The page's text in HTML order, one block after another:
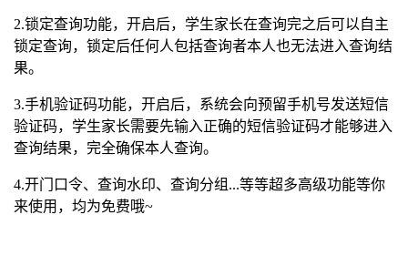
2.锁定查询功能，开启后，学生家长在查询完之后可以自主
锁定查询，锁定后任何人包括查询者本人也无法进入查询结
果。
3.手机验证码功能，开启后，系统会向预留手机号发送短信
验证码，学生家长需要先输入正确的短信验证码才能够进入
查询结果，完全确保本人查询。
4.开门口令、查询水印、查询分组...等等超多高级功能等你
来使用，均为免费哦~